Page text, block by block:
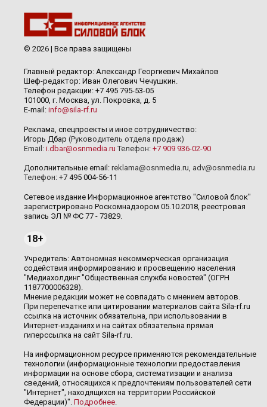
© 2026 | Все права защищены
Главный редактор: Александр Георгиевич Михайлов
Шеф-редактор: Иван Олегович Чечушкин.
Телефон редакции: +7 495 795-53-05
101000, г. Москва, ул. Покровка, д. 5
E-mail: info@sila-rf.ru
Реклама, спецпроекты и иное сотрудничество:
Игорь Дбар (Руководитель отдела продаж)
Email: i.dbar@osnmedia.ru Телефон: +7 909 936-02-90
Дополнительные email: reklama@osnmedia.ru, adv@osnmedia.ru
Телефон: +7 495 004-56-11
Сетевое издание Информационное агентство "Силовой блок"
зарегистрировано Роскомнадзором 05.10.2018, реестровая
запись ЭЛ № ФС 77 - 73829.
18+
Учредитель: Автономная некоммерческая организация
содействия информированию и просвещению населения
"Медиахолдинг "Общественная служба новостей" (ОГРН
1187700006328).
Мнение редакции может не совпадать с мнением авторов.
При перепечатке или цитировании материалов сайта Sila-rf.ru
ссылка на источник обязательна, при использовании в
Интернет-изданиях и на сайтах обязательна прямая
гиперссылка на сайт Sila-rf.ru.
На информационном ресурсе применяются рекомендательные
технологии (информационные технологии предоставления
информации на основе сбора, систематизации и анализа
сведений, относящихся к предпочтениям пользователей сети
"Интернет", находящихся на территории Российской
Федерации)". Подробнее.